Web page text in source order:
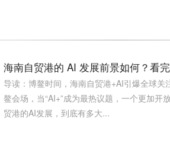
海南自贸港的 AI 发展前景如何？看
导读：博鳌时间，海南自贸港+AI引爆全球
鳌会场，当“AI+”成为最热议题，一个更加
贸港的AI发展，到底有多大...